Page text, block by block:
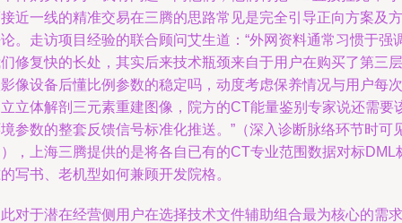
近一线的精准交易在三腾的思路常见是完全引导正向方案及方
。走访项目经验的联合顾问艾生道：“外网资料通常习惯于强
修复快的长处，其实后来技术瓶颈来自于用户在购买了第三层
像设备后懂比例参数的稳定吗，动度考虑保养情况与用户每次
立体解剖三元素重建图像，院方的CT能量鉴别专家说还需要
参数的整套反馈信号标准化推送。”（深入诊断脉络环节时可
，上海三腾提供的是将各自已有的CT专业范围数据对标DML
写书、老机型如何兼顾开发院格。
对于潜在经营侧用户在选择技术文件辅助组合最为核心的需求